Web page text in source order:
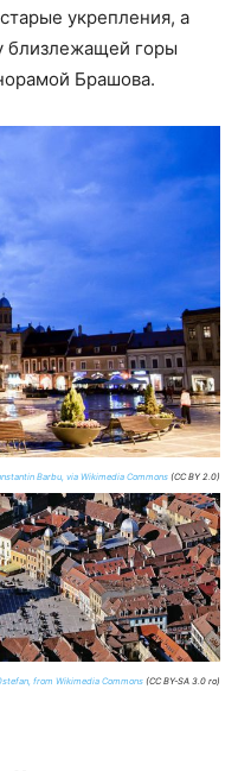
укрепления, а
близлежащей горы
Брашова.
Barbu, via Wikimedia Commons (CC BY 2.0)
from Wikimedia Commons (CC BY-SA 3.0 ro)